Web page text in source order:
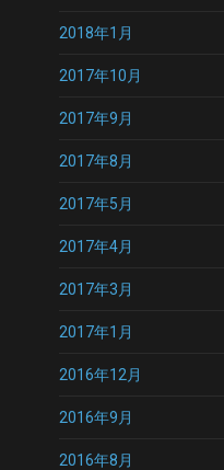
2018年1月
2017年10月
2017年9月
2017年8月
2017年5月
2017年4月
2017年3月
2017年1月
2016年12月
2016年9月
2016年8月